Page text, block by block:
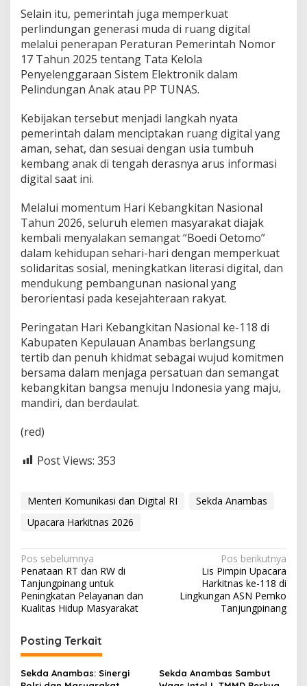
Selain itu, pemerintah juga memperkuat
perlindungan generasi muda di ruang digital
melalui penerapan Peraturan Pemerintah Nomor
17 Tahun 2025 tentang Tata Kelola
Penyelenggaraan Sistem Elektronik dalam
Pelindungan Anak atau PP TUNAS.
Kebijakan tersebut menjadi langkah nyata
pemerintah dalam menciptakan ruang digital yang
aman, sehat, dan sesuai dengan usia tumbuh
kembang anak di tengah derasnya arus informasi
digital saat ini.
Melalui momentum Hari Kebangkitan Nasional
Tahun 2026, seluruh elemen masyarakat diajak
kembali menyalakan semangat “Boedi Oetomo”
dalam kehidupan sehari-hari dengan memperkuat
solidaritas sosial, meningkatkan literasi digital, dan
mendukung pembangunan nasional yang
berorientasi pada kesejahteraan rakyat.
Peringatan Hari Kebangkitan Nasional ke-118 di
Kabupaten Kepulauan Anambas berlangsung
tertib dan penuh khidmat sebagai wujud komitmen
bersama dalam menjaga persatuan dan semangat
kebangkitan bangsa menuju Indonesia yang maju,
mandiri, dan berdaulat.
(red)
Post Views: 353
Menteri Komunikasi dan Digital RI
Sekda Anambas
Upacara Harkitnas 2026
N
a
v
g
a
s
Pos sebelumnya
Penataan RT dan RW di
Tanjungpinang untuk
Peningkatan Pelayanan dan
Kualitas Hidup Masyarakat
Pos berikutnya
Lis Pimpin Upacara
Harkitnas ke-118 di
Lingkungan ASN Pemko
Tanjungpinang
Posting Terkait
Sekda Anambas: Sinergi
Sekda Anambas Sambut